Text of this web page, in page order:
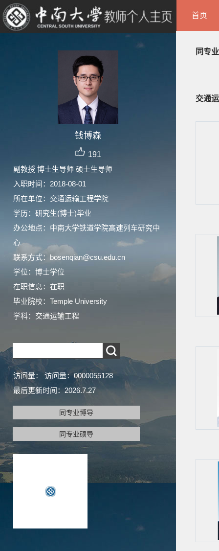
钱博森
191
副教授 博士生导师 硕士生导师
入职时间：2018-08-01
所在单位：交通运输工程学院
学历：研究生(博士)毕业
办公地点：中南大学铁道学院高速列车研究中
心
联系方式：bosenqian@csu.edu.cn
学位：博士学位
在职信息：在职
毕业院校：Temple University
学科：交通运输工程
访问量： 访问量： 0000055128
最后更新时间： 2026.7.27
同专业博导
同专业硕导
首页
同专
交通